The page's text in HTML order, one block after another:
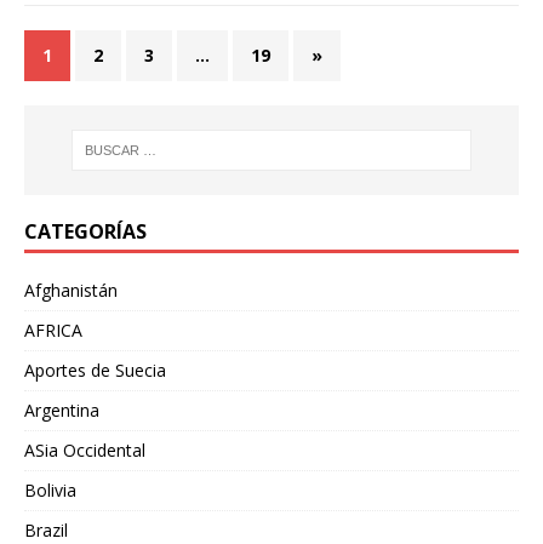
1 2 3 … 19 »
CATEGORÍAS
Afghanistán
AFRICA
Aportes de Suecia
Argentina
ASia Occidental
Bolivia
Brazil